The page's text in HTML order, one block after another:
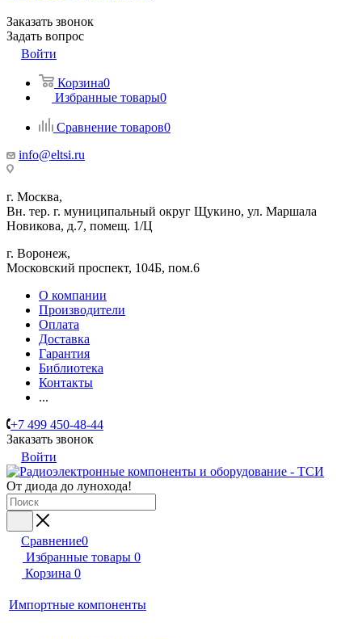
Заказать звонок
Задать вопрос
Войти
Корзина0
Избранные товары0
Сравнение товаров0
info@eltsi.ru
г. Москва,
Вн. тер. г. муниципальный округ Щукино, ул. Маршала
Новикова, д.7, помещ. 1/Ц
г. Воронеж,
​Московский проспект, 104Б, пом.6
О компании
Производители
Оплата
Доставка
Гарантия
Библиотека
Контакты
...
+7 499 450-48-44
Заказать звонок
Войти
От диода до лунохода!
Сравнение0
Избранные товары 0
Корзина 0
Импортные компоненты